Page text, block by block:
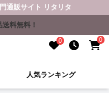
通販サイト リタリタ
料無料！
0 0
人気ランキング